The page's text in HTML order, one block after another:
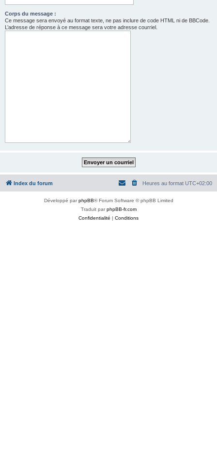
Corps du message :
Ce message sera envoyé au format texte, ne pas inclure de code HTML ni de BBCode.
L’adresse de réponse à ce message sera votre adresse courriel.
Index du forum Heures au format UTC+02:00
Développé parphpBB® Forum Software © phpBB Limited
Traduit parphpBB-fr.com
Confidentialité | Conditions